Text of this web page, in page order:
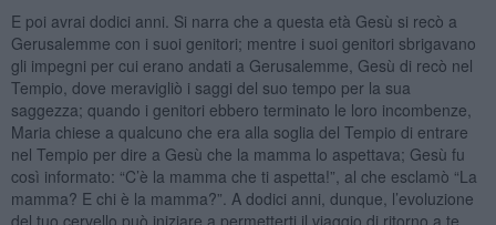
E poi avrai dodici anni. Si narra che a questa età Gesù si recò a
Gerusalemme con i suoi genitori; mentre i suoi genitori sbrigavano
gli impegni per cui erano andati a Gerusalemme, Gesù di recò nel
Tempio, dove meravigliò i saggi del suo tempo per la sua
saggezza; quando i genitori ebbero terminato le loro incombenze,
Maria chiese a qualcuno che era alla soglia del Tempio di entrare
nel Tempio per dire a Gesù che la mamma lo aspettava; Gesù fu
così informato: “C’è la mamma che ti aspetta!”, al che esclamò “La
mamma? E chi è la mamma?”. A dodici anni, dunque, l’evoluzione
del tuo cervello può iniziare a permetterti il viaggio di ritorno a te